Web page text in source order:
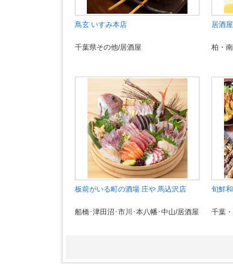
鳥玄 いすみ本店
千葉県その他/居酒屋
居酒
柏・
板前がいる町の酒場 庄や 馬込沢店
船橋･津田沼･市川･本八幡･中山/居酒屋
旬鮮
千葉